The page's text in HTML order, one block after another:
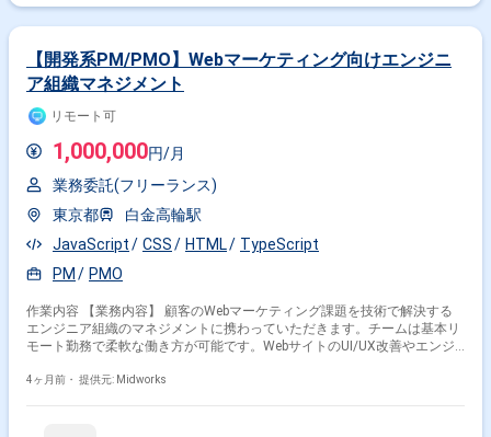
【開発系PM/PMO】Webマーケティング向けエンジニ
ア組織マネジメント
リモート可
1,000,000円/月
業務委託(フリーランス)
東京都
白金高輪駅
JavaScript
CSS HTML
TypeScript
PM
PMO
作業内容 【業務内容】 顧客のWebマーケティング課題を技術で解決する
エンジニア組織のマネジメントに携わっていただきます。チームは基本リ
モート勤務で柔軟な働き方が可能です。WebサイトのUI/UX改善やエンジ
組みます。 【作業内容】 ・JavaScriptとDOM操作を用いた顧客Webサイ
4ヶ月前・ 提供元: Midworks